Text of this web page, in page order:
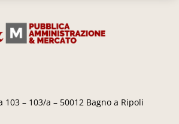
103 – 103/a – 50012 Bagno a Ripoli